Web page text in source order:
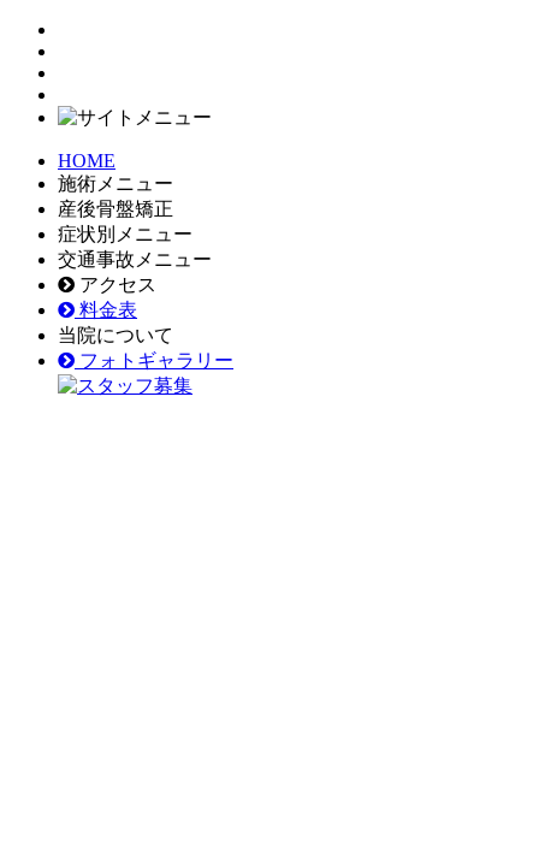
HOME
施術メニュー
産後骨盤矯正
症状別メニュー
交通事故メニュー
アクセス
料金表
当院について
フォトギャラリー